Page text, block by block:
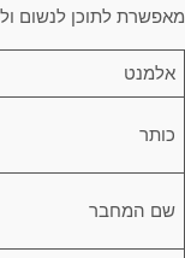
מאפשרת לתוכן לנשום
אלמנט
כותר
שם המחבר